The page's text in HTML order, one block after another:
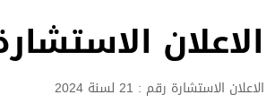
الاعلان الاستشارة رقم :
الاعلان الاستشارة رقم : 21 لسنة 2024